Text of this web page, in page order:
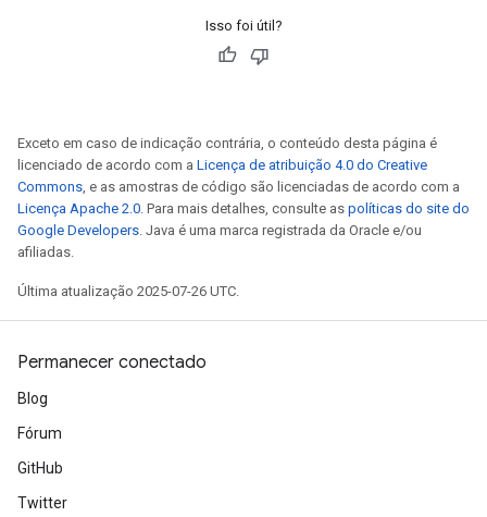
Isso foi útil?
Exceto em caso de indicação contrária, o conteúdo desta página é
licenciado de acordo com a Licença de atribuição 4.0 do Creative
Commons, e as amostras de código são licenciadas de acordo com a
Licença Apache 2.0. Para mais detalhes, consulte as políticas do site do
Google Developers. Java é uma marca registrada da Oracle e/ou
afiliadas.
Última atualização 2025-07-26 UTC.
Permanecer conectado
Blog
Fórum
GitHub
Twitter